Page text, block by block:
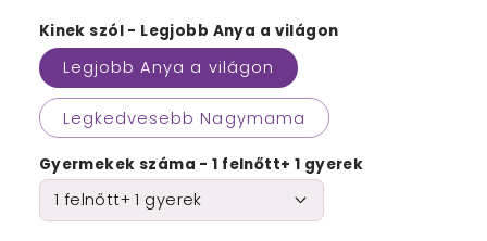
Kinek szól - Legjobb Anya a világon
Legjobb Anya a világon
Legkedvesebb Nagymama
Gyermekek száma - 1 felnőtt+ 1 gyerek